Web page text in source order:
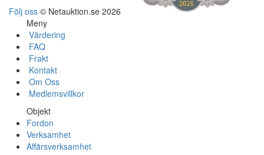
Följ oss © Netauktion.se 2026
Meny
Värdering
FAQ
Frakt
Kontakt
Om Oss
Medlemsvillkor
Objekt
Fordon
Verksamhet
Affärsverksamhet